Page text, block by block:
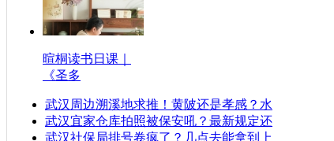
暄桐读书日课｜
《圣多
武汉周边溯溪地求推！黄陂还是孝感？水
武汉宜家仓库拍照被保安吼？最新规定还
武汉社保局排号卷疯了？几点去能拿到上